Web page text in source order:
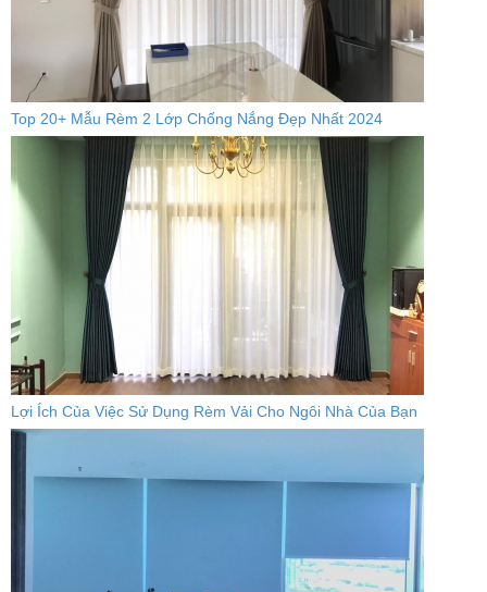
Top 20+ Mẫu Rèm 2 Lớp Chống Nắng Đẹp Nhất 2024
Lợi Ích Của Việc Sử Dụng Rèm Vải Cho Ngôi Nhà Của Bạn